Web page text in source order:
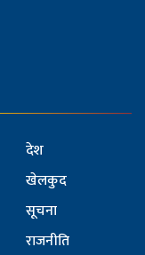
देश
खेलकुद
सूचना
राजनीति